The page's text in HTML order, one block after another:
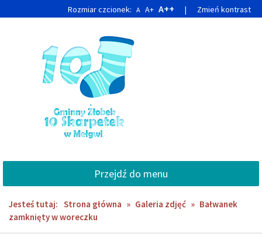
do
do
Rozmiar czcionek: A A+ A++ | Zmień kontrast
Przejdź do menu
Jesteś tutaj: Strona główna » Galeria zdjęć » Bałwanek
zamknięty w woreczku